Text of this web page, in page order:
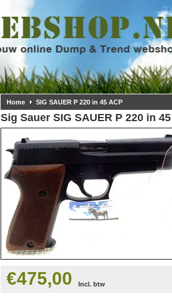
Home SIG SAUER P 220 in 45 ACP
Sig Sauer SIG SAUER P 220 in
€475,00 Incl. btw